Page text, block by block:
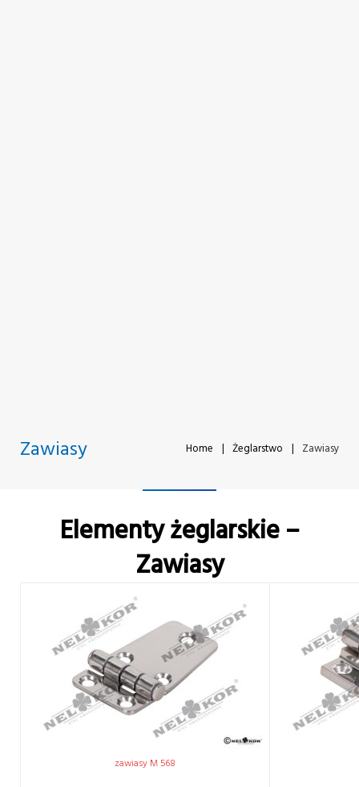
Zawiasy Home | Żeglarstwo | Zawiasy
Elementy żeglarskie –
Zawiasy
zawiasy M 568